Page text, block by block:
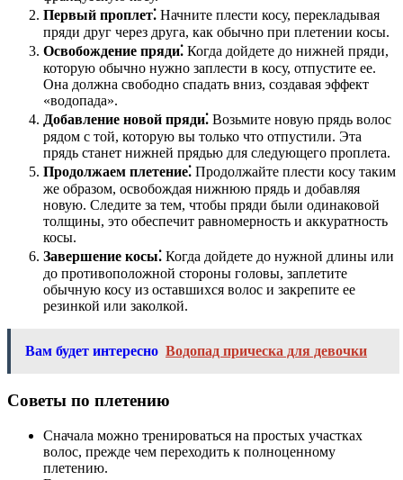
Первый проплет⁚ Начните плести косу, перекладывая
пряди друг через друга, как обычно при плетении косы.
Освобождение пряди⁚ Когда дойдете до нижней пряди,
которую обычно нужно заплести в косу, отпустите ее.
Она должна свободно спадать вниз, создавая эффект
«водопада».
Добавление новой пряди⁚ Возьмите новую прядь волос
рядом с той, которую вы только что отпустили. Эта
прядь станет нижней прядью для следующего проплета.
Продолжаем плетение⁚ Продолжайте плести косу таким
же образом, освобождая нижнюю прядь и добавляя
новую. Следите за тем, чтобы пряди были одинаковой
толщины, это обеспечит равномерность и аккуратность
косы.
Завершение косы⁚ Когда дойдете до нужной длины или
до противоположной стороны головы, заплетите
обычную косу из оставшихся волос и закрепите ее
резинкой или заколкой.
Вам будет интересно Водопад прическа для девочки
Советы по плетению
Сначала можно тренироваться на простых участках
волос, прежде чем переходить к полноценному
плетению.